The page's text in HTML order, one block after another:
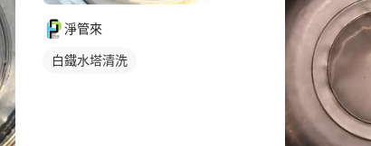
淨管來
白鐵水塔清洗